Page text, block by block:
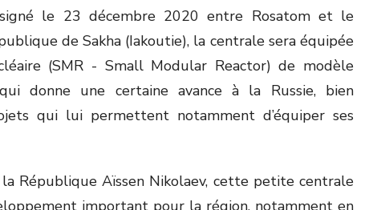
le 23 décembre 2020 entre Rosatom et le
de Sakha (Iakoutie), la centrale sera équipée
(SMR - Small Modular Reactor) de modèle
donne une certaine avance à la Russie, bien
qui lui permettent notamment d’équiper ses
République Aïssen Nikolaev, cette petite centrale
important pour la région, notamment en